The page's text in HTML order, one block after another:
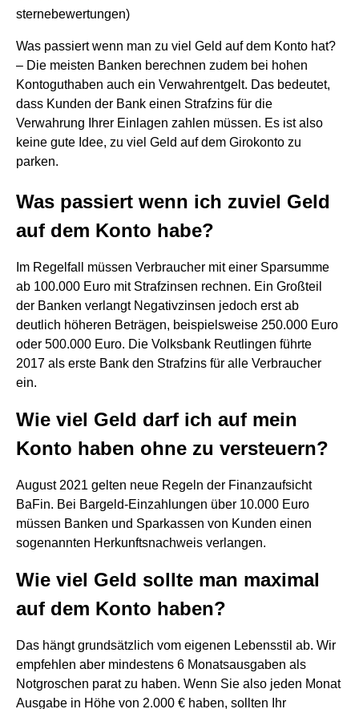
sternebewertungen)
Was passiert wenn man zu viel Geld auf dem Konto hat?
– Die meisten Banken berechnen zudem bei hohen
Kontoguthaben auch ein Verwahrentgelt. Das bedeutet,
dass Kunden der Bank einen Strafzins für die
Verwahrung Ihrer Einlagen zahlen müssen. Es ist also
keine gute Idee, zu viel Geld auf dem Girokonto zu
parken.
Was passiert wenn ich zuviel Geld
auf dem Konto habe?
Im Regelfall müssen Verbraucher mit einer Sparsumme
ab 100.000 Euro mit Strafzinsen rechnen. Ein Großteil
der Banken verlangt Negativzinsen jedoch erst ab
deutlich höheren Beträgen, beispielsweise 250.000 Euro
oder 500.000 Euro. Die Volksbank Reutlingen führte
2017 als erste Bank den Strafzins für alle Verbraucher
ein.
Wie viel Geld darf ich auf mein
Konto haben ohne zu versteuern?
August 2021 gelten neue Regeln der Finanzaufsicht
BaFin. Bei Bargeld-Einzahlungen über 10.000 Euro
müssen Banken und Sparkassen von Kunden einen
sogenannten Herkunftsnachweis verlangen.
Wie viel Geld sollte man maximal
auf dem Konto haben?
Das hängt grundsätzlich vom eigenen Lebensstil ab. Wir
empfehlen aber mindestens 6 Monatsausgaben als
Notgroschen parat zu haben. Wenn Sie also jeden Monat
Ausgabe in Höhe von 2.000 € haben, sollten Ihr